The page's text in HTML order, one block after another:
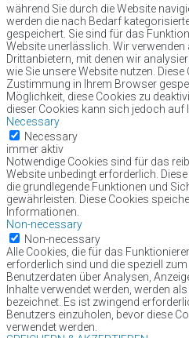
während Sie durch die Website
werden die nach Bedarf
gespeichert. Sie sind für das
Website unerlässlich. Wir
Drittanbietern, mit denen wir
wie Sie unsere Website nutzen.
Zustimmung in Ihrem Browser
Möglichkeit, diese Cookies zu
dieser Cookies kann sich jedoch auf
Necessary
Necessary
immer aktiv
Notwendige Cookies sind für das
Website unbedingt erforderlich.
die grundlegende Funktionen und
gewährleisten. Diese Cookies
Informationen.
Non-necessary
Non-necessary
Alle Cookies, die für das
erforderlich sind und die speziell
Benutzerdaten über Analysen,
Inhalte verwendet werden, werden
bezeichnet. Es ist zwingend
Benutzers einzuholen, bevor diese
verwendet werden.